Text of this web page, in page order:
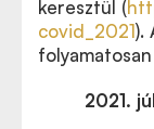
keresztül (
covid_2021).
2021.